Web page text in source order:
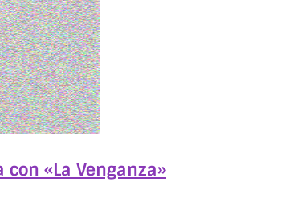
«La Venganza»